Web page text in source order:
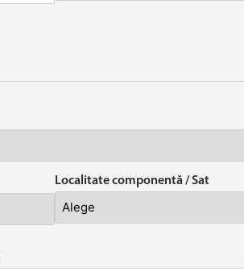
Localitate componentă / Sat